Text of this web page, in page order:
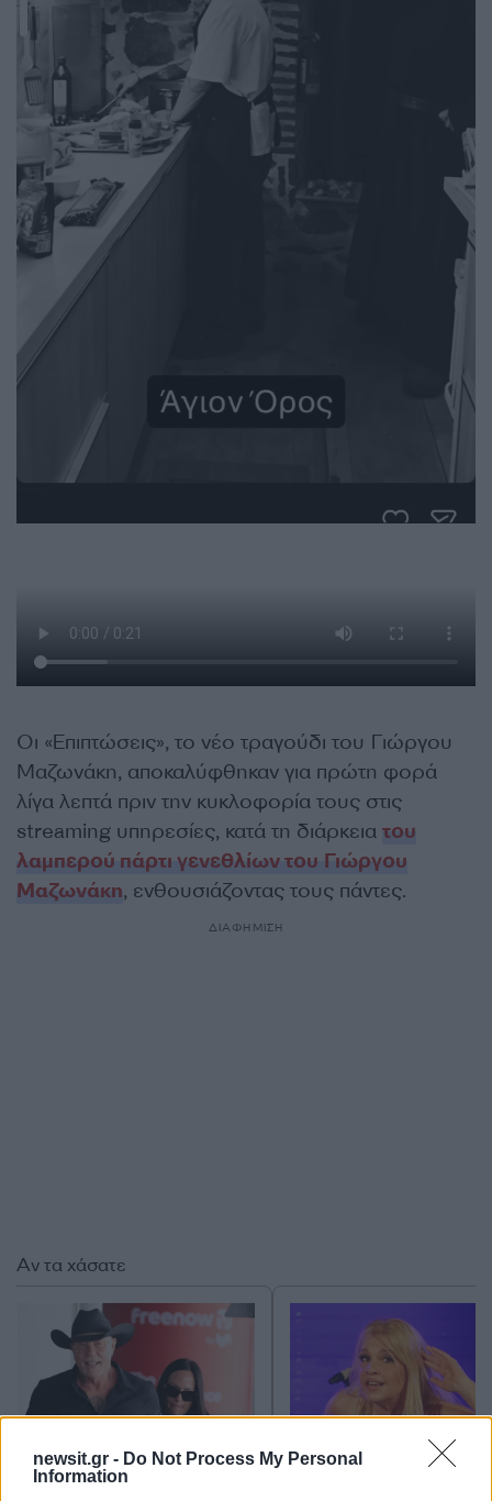
newsit.gr - Do Not Process My Personal
Information
Οι «Επιπτώσεις», το νέο τραγούδι του Γιώργου
Μαζωνάκη, αποκαλύφθηκαν για πρώτη φορά
λίγα λεπτά πριν την κυκλοφορία τους στις
streaming υπηρεσίες, κατά τη διάρκεια του
λαμπερού πάρτι γενεθλίων του Γιώργου
Μαζωνάκη, ενθουσιάζοντας τους πάντες.
ΔΙΑΦΗΜΙΣΗ
Αν τα χάσατε